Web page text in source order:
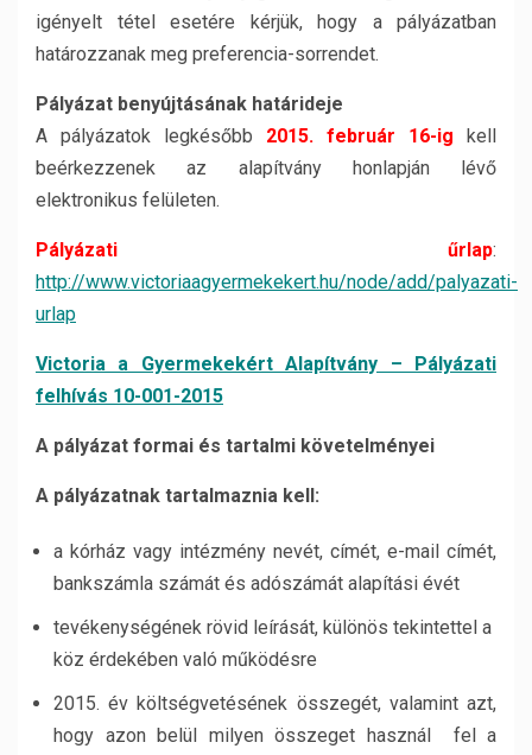
igényelt tétel esetére kérjük, hogy a pályázatban
határozzanak meg preferencia-sorrendet.
Pályázat benyújtásának határideje
A pályázatok legkésőbb 2015. február 16-ig
kell
beérkezzenek az alapítvány honlapján lévő
elektronikus felületen.
Pályázati űrlap:
http://www.victoriaagyermekekert.hu/node/add/palyazati-
urlap
Victoria a Gyermekekért Alapítvány – Pályázati
felhívás 10-001-2015
A pályázat formai és tartalmi követelményei
A pályázatnak tartalmaznia kell:
a kórház vagy intézmény nevét, címét, e-mail címét,
bankszámla számát és adószámát alapítási évét
tevékenységének rövid leírását, különös tekintettel a
köz érdekében való működésre
2015. év költségvetésének összegét, valamint azt,
hogy azon belül milyen összeget használ fel a